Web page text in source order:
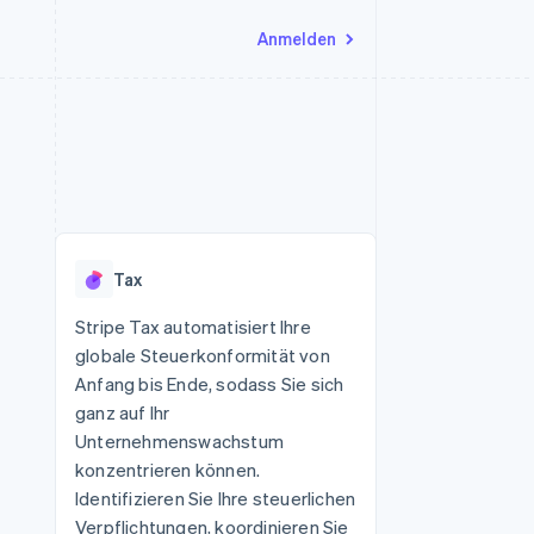
Anmelden
Radar
Start-up-Gründung
Climate
CO₂-Entnahme
Online-Identitätsprüfung
API-Status
Tax
Stripe Tax automatisiert Ihre
globale Steuerkonformität von
Anfang bis Ende, sodass Sie sich
ganz auf Ihr
Unternehmenswachstum
konzentrieren können.
Identifizieren Sie Ihre steuerlichen
Verpflichtungen, koordinieren Sie